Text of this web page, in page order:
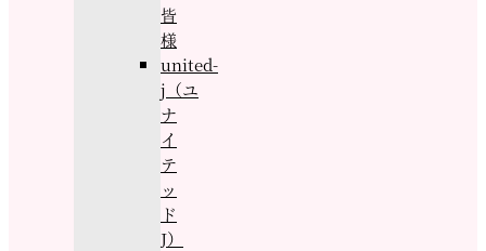
皆
様
united-
j（ユ
ナ
イ
テ
ッ
ド
J）